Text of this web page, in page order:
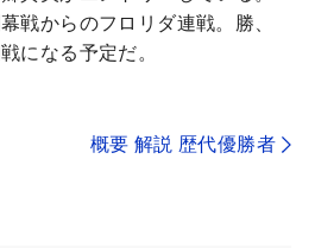
戦からのフロリダ連戦。勝、
になる予定だ。
概要 解説 歴代優勝者